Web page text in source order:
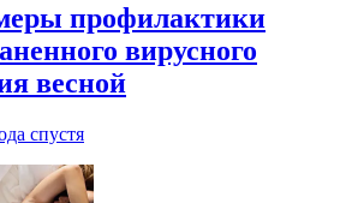
профилактики
вирусного
весной
спустя